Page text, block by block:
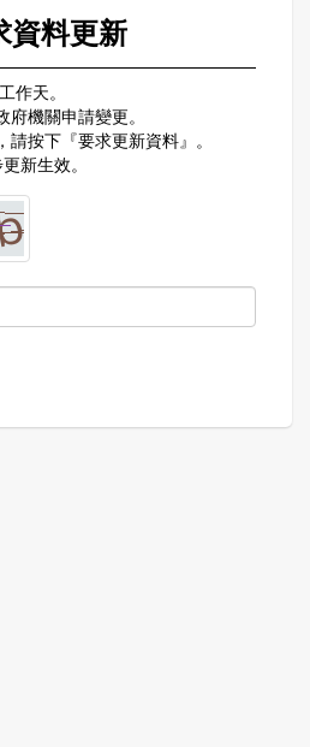
資料更新
作天。
機關申請變更。
按下『要求更新資料』。
新生效。